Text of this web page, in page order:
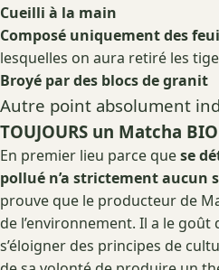
Cueilli à la main
Composé uniquement des
lesquelles on aura retiré les
Broyé par des blocs de granit
Autre point absolument
TOUJOURS un Matcha
En premier lieu parce quese
pollué n’a strictement aucun
prouve que le producteur de
de l’environnement. Il a le
s’éloigner des principes de